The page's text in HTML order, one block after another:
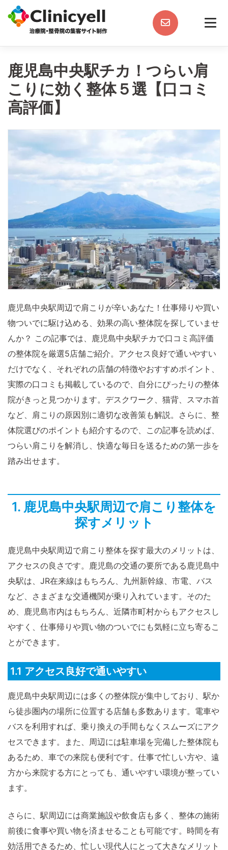
content
鹿児島中央駅チカ！つらい肩
こりに効く整体５選【口コミ
高評価】
鹿児島中央駅周辺で肩こりが辛いあなた！仕事帰りや買い
物ついでに駆け込める、効果の高い整体院を探していませ
んか？ この記事では、鹿児島中央駅チカで口コミ高評価
の整体院を厳選5店舗ご紹介。アクセス良好で通いやすい
だけでなく、それぞれの店舗の特徴やおすすめポイント、
実際の口コミも掲載しているので、自分にぴったりの整体
院がきっと見つかります。デスクワーク、猫背、スマホ首
など、肩こりの原因別に適切な改善策も解説。さらに、整
体院選びのポイントも紹介するので、この記事を読めば、
つらい肩こりを解消し、快適な毎日を送るための第一歩を
踏み出せます。
1. 鹿児島中央駅周辺で肩こり整体を
探すメリット
鹿児島中央駅周辺で肩こり整体を探す最大のメリットは、
アクセスの良さです。鹿児島の交通の要所である鹿児島中
央駅は、JR在来線はもちろん、九州新幹線、市電、バス
など、さまざまな交通機関が乗り入れています。そのた
め、鹿児島市内はもちろん、近隣市町村からもアクセスし
やすく、仕事帰りや買い物のついでにも気軽に立ち寄るこ
とができます。
1.1 アクセス良好で通いやすい
鹿児島中央駅周辺には多くの整体院が集中しており、駅か
ら徒歩圏内の場所に位置する店舗も多数あります。電車や
バスを利用すれば、乗り換えの手間もなくスムーズにアク
セスできます。また、周辺には駐車場を完備した整体院も
あるため、車での来院も便利です。仕事で忙しい方や、遠
方から来院する方にとっても、通いやすい環境が整ってい
ます。
さらに、駅周辺には商業施設や飲食店も多く、整体の施術
前後に食事や買い物を済ませることも可能です。時間を有
効活用できるため、忙しい現代人にとって大きなメリット